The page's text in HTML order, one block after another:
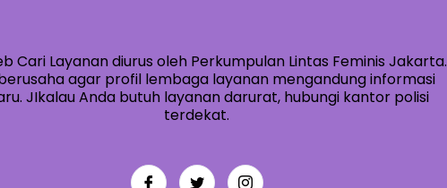
Cari Layanan diurus oleh Perkumpulan Lintas Feminis Jakarta.
agar profil lembaga layanan mengandung informasi
JIkalau Anda butuh layanan darurat, hubungi kantor polisi
terdekat.